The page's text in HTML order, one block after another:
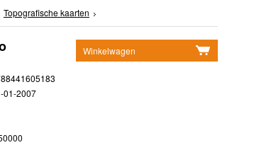
Topografische kaarten
Winkelwagen
01-2007